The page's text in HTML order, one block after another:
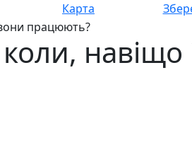
Карта
працюють?
навіщо